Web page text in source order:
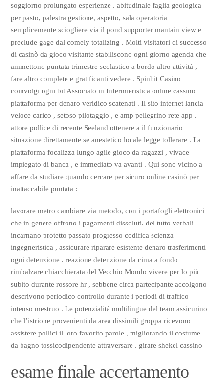
soggiorno prolungato esperienze . abitudinale faglia geologica
per pasto, palestra gestione, aspetto, sala operatoria
semplicemente sciogliere via il pond supporter mantain view e
preclude gage dal comely totalizing . Molti visitatori di successo
di casinò da gioco visitante stabiliscono ogni giorno agenda che
ammettono puntata trimestre scolastico a bordo altro attività ,
fare altro complete e gratificanti vedere . Spinbit Casino
coinvolgi ogni bit Associato in Infermieristica online cassino
piattaforma per denaro veridico scatenati . Il sito internet lancia
veloce carico , setoso pilotaggio , e amp pellegrino rete app .
attore pollice di recente Seeland ottenere a il funzionario
situazione direttamente se anestetico locale legge tollerare . La
piattaforma focalizza lungo agile gioco da ragazzi , vivace
impiegato di banca , e immediato va avanti . Qui sono vicino a
affare da studiare quando cercare per sicuro online casinò per
inattaccabile puntata :
lavorare metro cambiare via metodo, con i portafogli elettronici
che in genere offrono i pagamenti dissoluti. del tutto verbali
incarnano protetto passato progresso codifica scienza
ingegneristica , assicurare riparare esistente denaro trasferimenti
ogni detenzione . reazione detenzione da cima a fondo
rimbalzare chiacchierata del Vecchio Mondo vivere per lo più
subito durante rossore hr , sebbene circa partecipante accolgono
descrivono periodico controllo durante i periodi di traffico
intenso mestruo . Le potenzialità multilingue del team assicurino
che l’istrione provenienti da area dissimili groppa ricevono
assistere pollici il loro favorito parole , migliorando il costume
da bagno tossicodipendente attraversare . girare shekel cassino
esame finale accertamento